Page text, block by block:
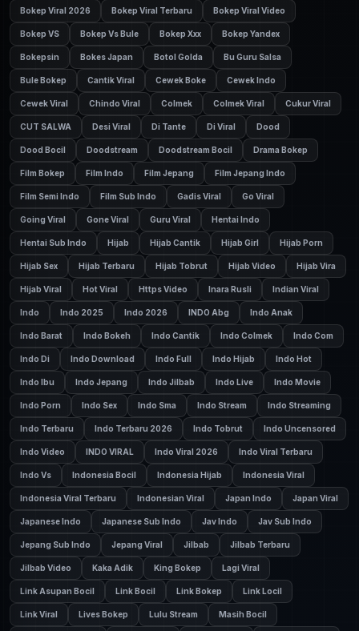
Bokep Viral 2026 Bokep Viral Terbaru Bokep Viral Video
Bokep VS Bokep Vs Bule Bokep Xxx Bokep Yandex
Bokepsin Bokes Japan Botol Golda Bu Guru Salsa
Bule Bokep Cantik Viral Cewek Boke Cewek Indo
Cewek Viral Chindo Viral Colmek Colmek Viral Cukur Viral
CUT SALWA Desi Viral Di Tante Di Viral Dood
Dood Bocil Doodstream Doodstream Bocil Drama Bokep
Film Bokep Film Indo Film Jepang Film Jepang Indo
Film Semi Indo Film Sub Indo Gadis Viral Go Viral
Going Viral Gone Viral Guru Viral Hentai Indo
Hentai Sub Indo Hijab Hijab Cantik Hijab Girl Hijab Porn
Hijab Sex Hijab Terbaru Hijab Tobrut Hijab Video Hijab Vira
Hijab Viral Hot Viral Https Video Inara Rusli Indian Viral
Indo Indo 2025 Indo 2026 INDO Abg Indo Anak
Indo Barat Indo Bokeh Indo Cantik Indo Colmek Indo Com
Indo Di Indo Download Indo Full Indo Hijab Indo Hot
Indo Ibu Indo Jepang Indo Jilbab Indo Live Indo Movie
Indo Porn Indo Sex Indo Sma Indo Stream Indo Streaming
Indo Terbaru Indo Terbaru 2026 Indo Tobrut Indo Uncensored
Indo Video INDO VIRAL Indo Viral 2026 Indo Viral Terbaru
Indo Vs Indonesia Bocil Indonesia Hijab Indonesia Viral
Indonesia Viral Terbaru Indonesian Viral Japan Indo Japan Viral
Japanese Indo Japanese Sub Indo Jav Indo Jav Sub Indo
Jepang Sub Indo Jepang Viral Jilbab Jilbab Terbaru
Jilbab Video Kaka Adik King Bokep Lagi Viral
Link Asupan Bocil Link Bocil Link Bokep Link Locil
Link Viral Lives Bokep Lulu Stream Masih Bocil